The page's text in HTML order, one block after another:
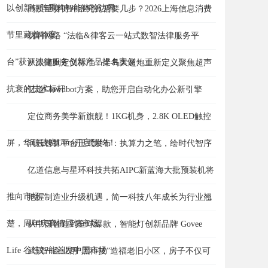
以创新矩阵重构智能体验边界
高质量赛博冲浪究竟需要几步？2026上海信息消费
节里藏着答案
优啊网络 “法临&律客云一站式数智法律服务平
台”获评法律服务创新产品提名案例
从跟随到定义标准：半岛大超炮重新定义聚焦超声
抗衰的技术标杆
亿道Clawdbot方案，助您开启自动化办公新引擎
定位商务美学新旗舰！1KG机身，2.8K OLED触控
屏，华硕破晓Ultra开启预约！
润云智算平台正式发布：执算力之笔，绘时代智序
亿道信息与星环科技共拓AIPC新蓝海大批预装机将
推向市场把握制造业升级机遇，简一科技八年成长为行业翘
楚，周年庆真情回馈市场
从中国智造到全球爆款，智能灯创新品牌 Govee
Life 谷纬智能首发中国市场
武汉一企业用“黑科技”造福老旧小区，房子不仅可